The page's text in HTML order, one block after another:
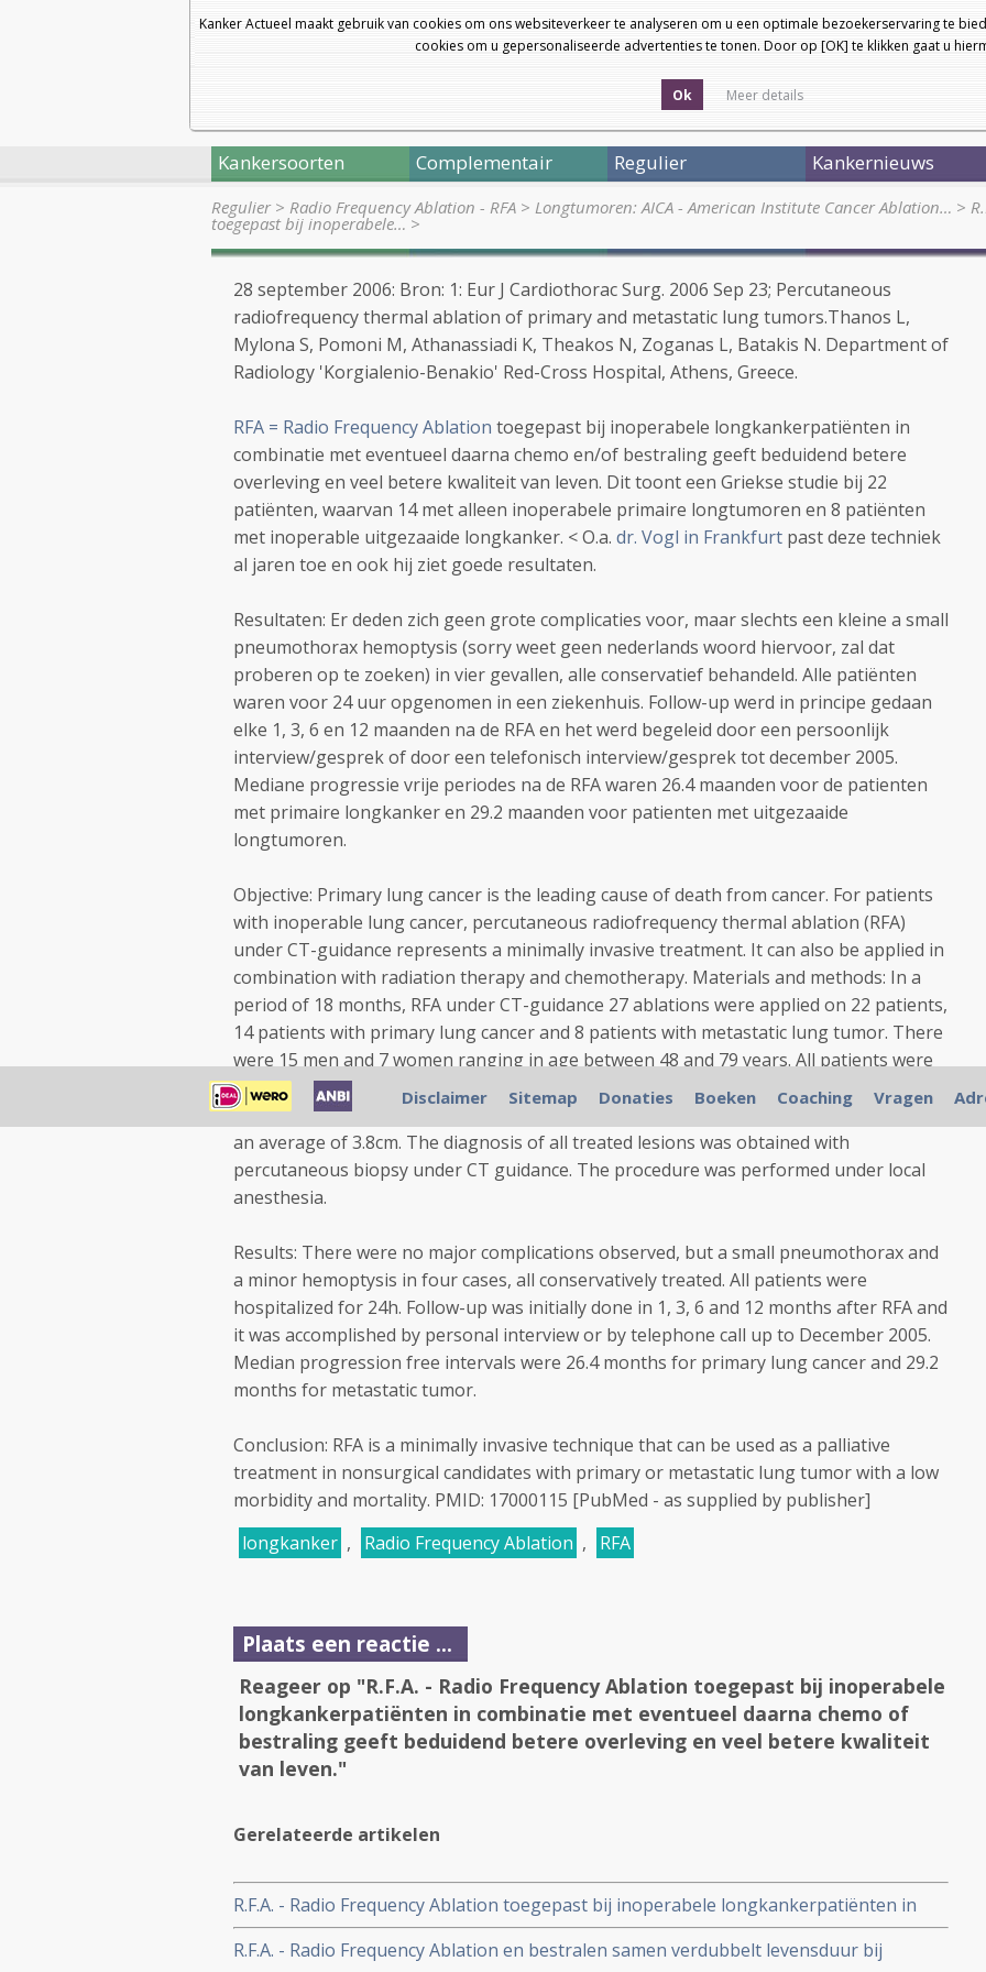
Kanker Actueel maakt gebruik van cookies om ons websiteverkeer te analyseren om u een optimale bezoekerservaring te
cookies om u gepersonaliseerde advertenties te tonen. Door op [OK] te klikken gaat u
Ok Meer details
Kankersoorten Complementair Regulier Kankernieuws
Regulier> Radio Frequency Ablation - RFA > Longtumoren: AICA - American Institute Cancer Ablation… >
toegepast bij inoperabele… >
28 september 2006: Bron: 1: Eur J Cardiothorac Surg. 2006 Sep 23; Percutaneous
radiofrequency thermal ablation of primary and metastatic lung tumors.Thanos L,
Mylona S, Pomoni M, Athanassiadi K, Theakos N, Zoganas L, Batakis N. Department of
Radiology 'Korgialenio-Benakio' Red-Cross Hospital, Athens, Greece.
RFA = Radio Frequency Ablation toegepast bij inoperabele longkankerpatiënten in
combinatie met eventueel daarna chemo en/of bestraling geeft beduidend betere
overleving en veel betere kwaliteit van leven. Dit toont een Griekse studie bij 22
patiënten, waarvan 14 met alleen inoperabele primaire longtumoren en 8 patiënten
met inoperable uitgezaaide longkanker. < O.a. dr. Vogl in Frankfurt past deze techniek
al jaren toe en ook hij ziet goede resultaten.
Resultaten: Er deden zich geen grote complicaties voor, maar slechts een kleine a small
pneumothorax hemoptysis (sorry weet geen nederlands woord hiervoor, zal dat
proberen op te zoeken) in vier gevallen, alle conservatief behandeld. Alle patiënten
waren voor 24 uur opgenomen in een ziekenhuis. Follow-up werd in principe gedaan
elke 1, 3, 6 en 12 maanden na de RFA en het werd begeleid door een persoonlijk
interview/gesprek of door een telefonisch interview/gesprek tot december 2005.
Mediane progressie vrije periodes na de RFA waren 26.4 maanden voor de patienten
met primaire longkanker en 29.2 maanden voor patienten met uitgezaaide
longtumoren.
Objective: Primary lung cancer is the leading cause of death from cancer. For patients
with inoperable lung cancer, percutaneous radiofrequency thermal ablation (RFA)
under CT-guidance represents a minimally invasive treatment. It can also be applied in
combination with radiation therapy and chemotherapy. Materials and methods: In a
period of 18 months, RFA under CT-guidance 27 ablations were applied on 22 patients,
14 patients with primary lung cancer and 8 patients with metastatic lung tumor. There
were 15 men and 7 women ranging in age between 48 and 79 years. All patients were
not surgical candidates either due to the advanced stage or due to comorbid diseases,
while five denied surgery. The lesions' size was no bigger than 6cm (range 1-6cm) with
an average of 3.8cm. The diagnosis of all treated lesions was obtained with
percutaneous biopsy under CT guidance. The procedure was performed under local
anesthesia.
Results: There were no major complications observed, but a small pneumothorax and
a minor hemoptysis in four cases, all conservatively treated. All patients were
hospitalized for 24h. Follow-up was initially done in 1, 3, 6 and 12 months after RFA and
it was accomplished by personal interview or by telephone call up to December 2005.
Median progression free intervals were 26.4 months for primary lung cancer and 29.2
months for metastatic tumor.
Conclusion: RFA is a minimally invasive technique that can be used as a palliative
treatment in nonsurgical candidates with primary or metastatic lung tumor with a low
morbidity and mortality. PMID: 17000115 [PubMed - as supplied by publisher]
longkanker , Radio Frequency Ablation , RFA
Plaats een reactie ...
Reageer op "R.F.A. - Radio Frequency Ablation toegepast bij inoperabele
longkankerpatiënten in combinatie met eventueel daarna chemo of
bestraling geeft beduidend betere overleving en veel betere kwaliteit
van leven."
Gerelateerde artikelen
R.F.A. - Radio Frequency Ablation toegepast bij inoperabele longkankerpatiënten in
combinatie met eventueel daarna chemo of bestraling geeft beduidend betere
overleving en veel betere kwaliteit van leven.
R.F.A. - Radio Frequency Ablation en bestralen samen verdubbelt levensduur bij
Disclaimer Sitemap Donaties Boeken Coaching Vragen